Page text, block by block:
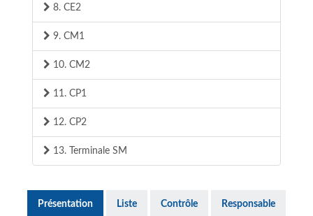
8. CE2
9. CM1
10. CM2
11. CP1
12. CP2
13. Terminale SM
Présentation Liste Contrôle Responsable